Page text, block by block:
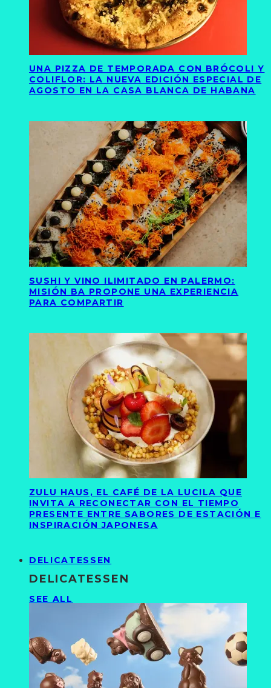
UNA PIZZA DE TEMPORADA CON BRÓCOLI Y
COLIFLOR: LA NUEVA EDICIÓN ESPECIAL DE
AGOSTO EN LA CASA BLANCA DE HABANA
SUSHI Y VINO ILIMITADO EN PALERMO:
MISIÓN BA PROPONE UNA EXPERIENCIA
PARA COMPARTIR
ZULU HAUS, EL CAFÉ DE LA LUCILA QUE
INVITA A RECONECTAR CON EL TIEMPO
PRESENTE ENTRE SABORES DE ESTACIÓN E
INSPIRACIÓN JAPONESA
DELICATESSEN
DELICATESSEN
SEE ALL